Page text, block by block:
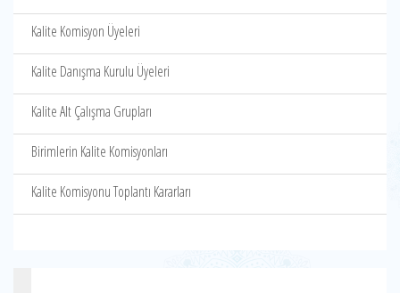
Kalite Komisyon Üyeleri
Kalite Danışma Kurulu Üyeleri
Kalite Alt Çalışma Grupları
Birimlerin Kalite Komisyonları
Kalite Komisyonu Toplantı Kararları